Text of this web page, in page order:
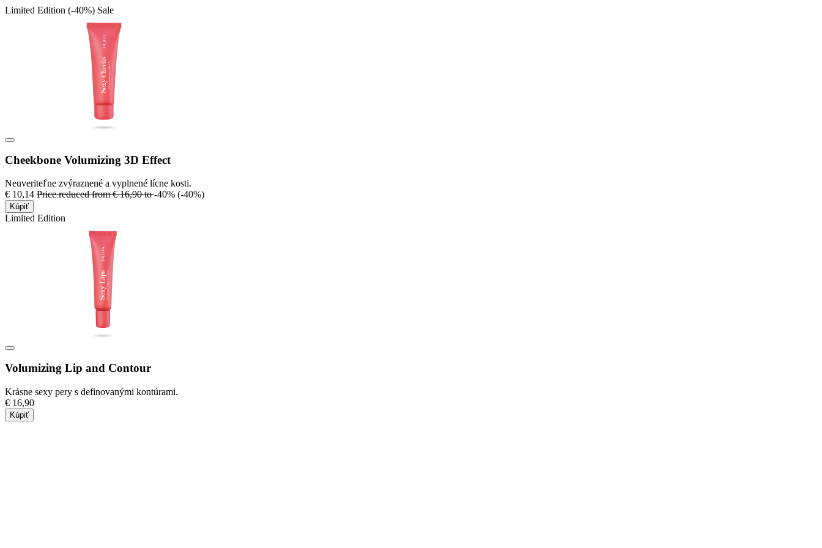
Limited Edition (-40%) Sale
Cheekbone Volumizing 3D Effect
Neuveriteľne zvýraznené a vyplnené lícne kosti.
€ 10,14 Price reduced from€ 16,90to-40% (-40%)
Kúpiť
Limited Edition
Volumizing Lip and Contour
Krásne sexy pery s definovanými kontúrami.
€ 16,90
Kúpiť